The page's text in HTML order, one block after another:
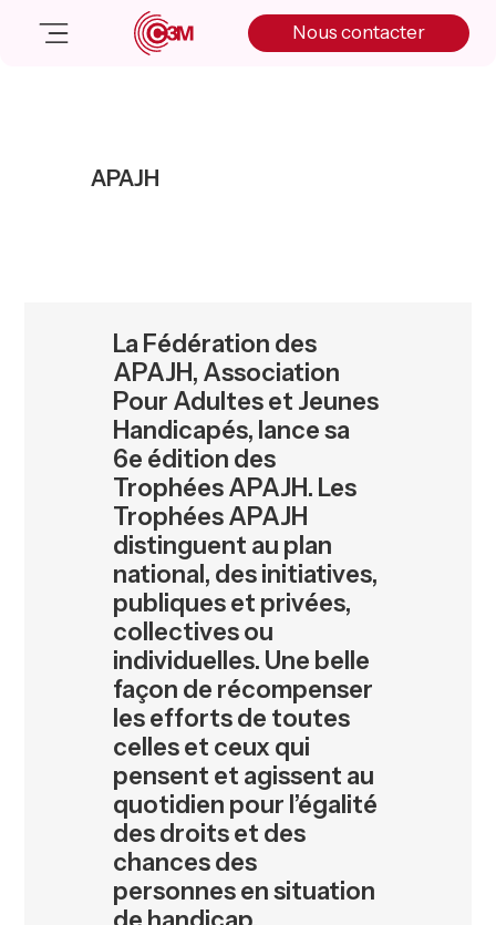
Nous contacter
Nous contacter
APAJH
La Fédération des
APAJH, Association
Pour Adultes et Jeunes
Handicapés, lance sa
6e édition des
Trophées APAJH. Les
Trophées APAJH
distinguent au plan
national, des initiatives,
publiques et privées,
collectives ou
individuelles. Une belle
façon de récompenser
les efforts de toutes
celles et ceux qui
pensent et agissent au
quotidien pour l’égalité
des droits et des
chances des
personnes en situation